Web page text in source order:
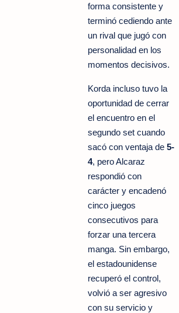
forma consistente y
terminó cediendo ante
un rival que jugó con
personalidad en los
momentos decisivos.
Korda incluso tuvo la
oportunidad de cerrar
el encuentro en el
segundo set cuando
sacó con ventaja de 5-
4, pero Alcaraz
respondió con
carácter y encadenó
cinco juegos
consecutivos para
forzar una tercera
manga. Sin embargo,
el estadounidense
recuperó el control,
volvió a ser agresivo
con su servicio y